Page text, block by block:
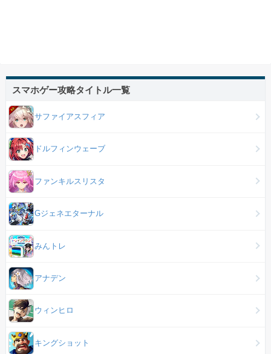
スマホゲー攻略タイトル一覧
サファイアスフィア
ドルフィンウェーブ
ファンキルスリスタ
Gジェネエターナル
みんトレ
アナデン
ウィンヒロ
キングショット